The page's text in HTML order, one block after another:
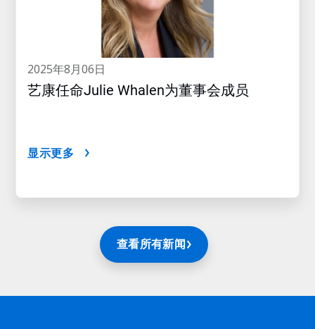
2025年8月06日
艺康任命Julie Whalen为董事会成员
显示更多
查看所有新闻